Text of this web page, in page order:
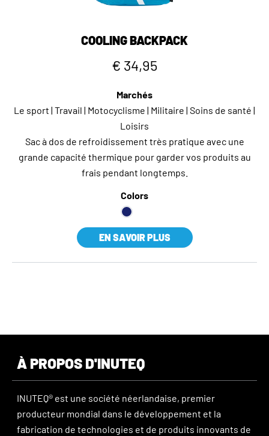
COOLING BACKPACK
€ 34,95
Marchés
Le sport | Travail | Motocyclisme | Militaire | Soins de santé |
Loisirs
Sac à dos de refroidissement très pratique avec une
grande capacité thermique pour garder vos produits au
frais pendant longtemps.
Colors
EN SAVOIR PLUS
À PROPOS D'INUTEQ
INUTEQ® est une société néerlandaise, premier
producteur mondial dans le développement et la
fabrication de technologies et de produits innovants de